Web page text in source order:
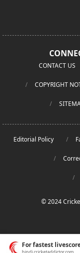
CONTACT US
COPYRIGHT
Editorial Policy
© 2024
For fastest
hindi.cricketaddictor.com